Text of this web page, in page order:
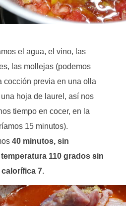
el agua, el vino, las
las mollejas (podemos
cocción previa en una olla
hoja de laurel, así nos
tiempo en cocer, en la
15 minutos).
40 minutos, sin
110 grados sin
7.